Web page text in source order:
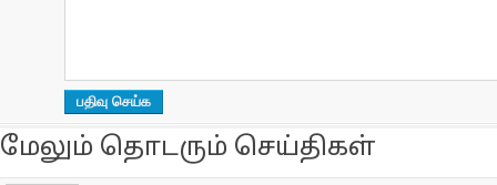
மேலும் தொடரும் செய்திகள்